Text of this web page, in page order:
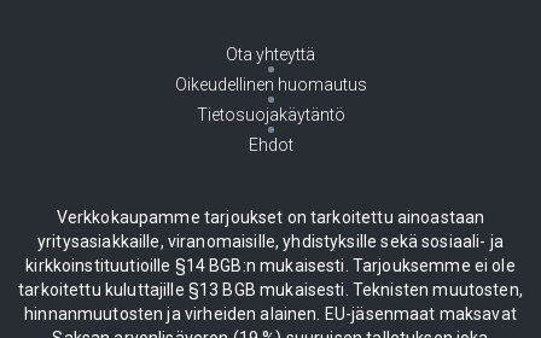
Ota yhteyttä
Oikeudellinen huomautus
Tietosuojakäytäntö
Ehdot
Verkkokaupamme tarjoukset on tarkoitettu ainoastaan
yritysasiakkaille, viranomaisille, yhdistyksille sekä sosiaali- ja
kirkkoinstituutioille §14 BGB:n mukaisesti. Tarjouksemme ei ole
tarkoitettu kuluttajille §13 BGB mukaisesti. Teknisten muutosten,
hinnanmuutosten ja virheiden alainen. EU-jäsenmaat maksavat